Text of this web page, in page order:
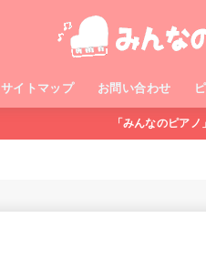
サイトマップ お問い合わせ
「みんなのピア